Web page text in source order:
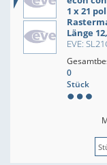
1 x 21
Länge
EVE:
0
Stück